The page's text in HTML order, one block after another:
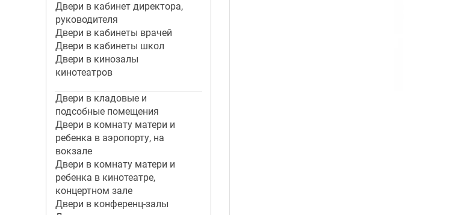
Двери в кабинет директора,
руководителя
Двери в кабинеты врачей
Двери в кабинеты школ
Двери в кинозалы
кинотеатров
Двери в кладовые и
подсобные помещения
Двери в комнату матери и
ребенка в аэропорту, на
вокзале
Двери в комнату матери и
ребенка в кинотеатре,
концертном зале
Двери в конференц-залы